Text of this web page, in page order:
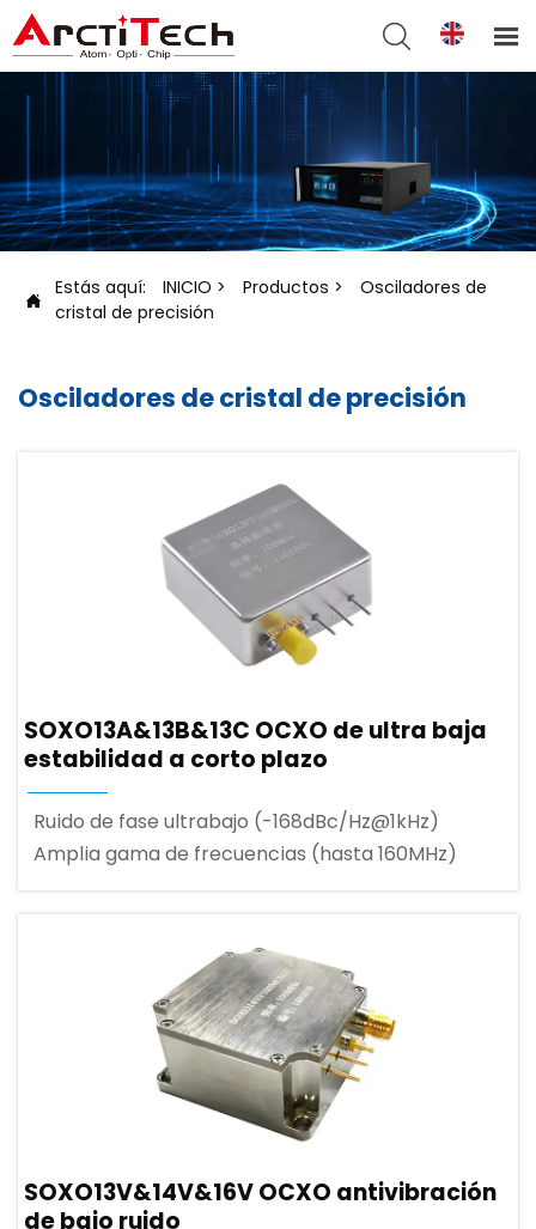
 

Estás aquí: INICIO > Productos >
Osciladores de
cristal de precisión
Osciladores de cristal de precisión
SOXO13A&13B&13C OCXO de ultra baja
estabilidad a corto plazo
Ruido de fase ultrabajo (-168dBc/Hz@1kHz)
Amplia gama de frecuencias (hasta 160MHz)
SOXO13V&14V&16V OCXO antivibración
de bajo ruido